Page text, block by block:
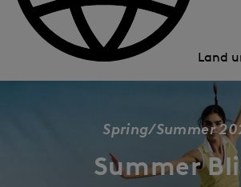
Land
Spring/Summer
Summer